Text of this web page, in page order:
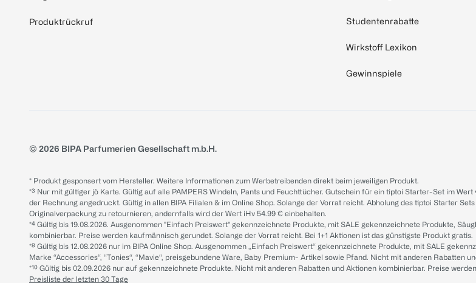
Produktrückruf Studentenrabatte
Wirkstoff Lexikon
Gewinnspiele
© 2026 BIPA Parfumerien Gesellschaft m.b.H.
* Produkt gesponsert vom Hersteller. Weitere Informationen zum Werbetreibenden direkt beim jeweiligen Produkt.
*³ Nur mit gültiger jö Karte. Gültig auf alle PAMPERS Windeln, Pants und Feuchttücher. Gutschein für ein tiptoi Starter-Set im
der Rechnung angedruckt. Gültig in allen BIPA Filialen & im Online Shop. Solange der Vorrat reicht. Abholung des tiptoi Starter
Originalverpackung zu retournieren, andernfalls wird der Wert iHv 54.99 € einbehalten.
*⁴ Gültig bis 19.08.2026. Ausgenommen "Einfach Preiswert" gekennzeichnete Produkte, mit SALE gekennzeichnete Produkte,
kombinierbar. Preise werden kaufmännisch gerundet. Solange der Vorrat reicht. Bei 1+1 Aktionen ist das günstigste Produkt gratis.
*⁸ Gültig bis 12.08.2026 nur im BIPA Online Shop. Ausgenommen „Einfach Preiswert“ gekennzeichnete Produkte, mit SALE
Marke “Accessories“, “Tonies“, “Mavie“, preisgebundene Ware, Baby Premium- Artikel sowie Pfand. Nicht mit anderen Rabatten
*¹⁰ Gültig bis 02.09.2026 nur auf gekennzeichnete Produkte. Nicht mit anderen Rabatten und Aktionen kombinierbar. Preise
Preisliste der letzten 30 Tage